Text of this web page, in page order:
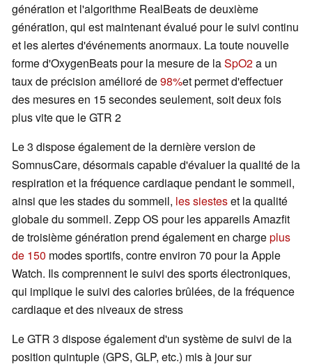
génération et l'algorithme RealBeats de deuxième
génération, qui est maintenant évalué pour le suivi continu
et les alertes d'événements anormaux. La toute nouvelle
forme d'OxygenBeats pour la mesure de laSpO2a un
taux de précision amélioré de98%et permet d'effectuer
des mesures en 15 secondes seulement, soit deux fois
plus vite que le GTR 2
Le 3 dispose également de la dernière version de
SomnusCare, désormais capable d'évaluer la qualité de la
respiration et la fréquence cardiaque pendant le sommeil,
ainsi que les stades du sommeil, les siesteset la qualité
globale du sommeil. Zepp OS pour les appareils Amazfit
de troisième génération prend également en chargeplus
de 150 modes sportifs, contre environ 70 pour la Apple
Watch. Ils comprennent le suivi des sports électroniques,
qui implique le suivi des calories brûlées, de la fréquence
cardiaque et des niveaux de stress
Le GTR 3 dispose également d'un système de suivi de la
position quintuple (GPS, GLP, etc.) mis à jour sur